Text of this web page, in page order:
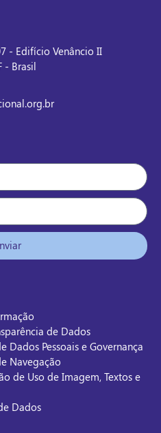
- Edifício Venâncio II
- Brasil
de Dados
Dados Pessoais e Governança
Navegação
de Uso de Imagem, Textos e
Dados